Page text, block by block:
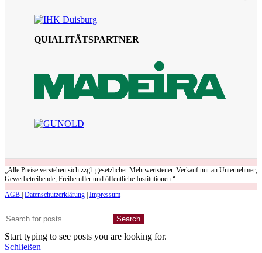
QUIALITÄTSPARTNER
„Alle Preise verstehen sich zzgl. gesetzlicher Mehrwertsteuer. Verkauf nur an Unternehmer,
Gewerbetreibende, Freiberufler und öffentliche Institutionen.“
AGB Datenschutzerklärung Impressum
Search
Start typing to see posts you are looking for.
Schließen